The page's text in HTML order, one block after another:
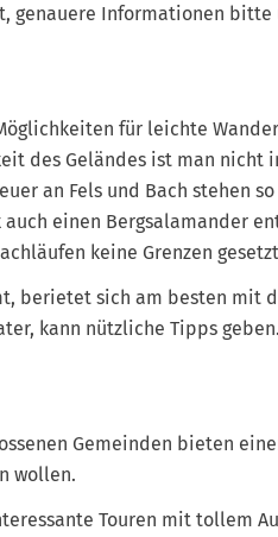
Informationen bitte
für leichte
des Geländes ist man nicht
an Fels und Bach stehen
einen Bergsalamander
keine Grenzen
berietet sich am besten mit
kann nützliche Tipps geben.
Gemeinden bieten
wollen.
Touren mit tollem